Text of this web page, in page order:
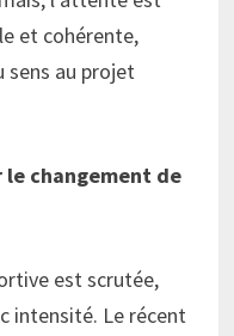
et cohérente,
sens au projet
le changement de
est scrutée,
intensité. Le récent